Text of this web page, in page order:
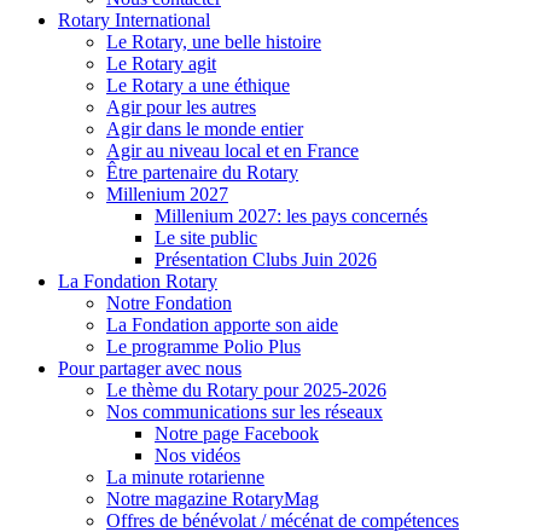
Rotary International
Le Rotary, une belle histoire
Le Rotary agit
Le Rotary a une éthique
Agir pour les autres
Agir dans le monde entier
Agir au niveau local et en France
Être partenaire du Rotary
Millenium 2027
Millenium 2027: les pays concernés
Le site public
Présentation Clubs Juin 2026
La Fondation Rotary
Notre Fondation
La Fondation apporte son aide
Le programme Polio Plus
Pour partager avec nous
Le thème du Rotary pour 2025-2026
Nos communications sur les réseaux
Notre page Facebook
Nos vidéos
La minute rotarienne
Notre magazine RotaryMag
Offres de bénévolat / mécénat de compétences